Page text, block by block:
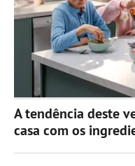
A tendência deste
casa com os